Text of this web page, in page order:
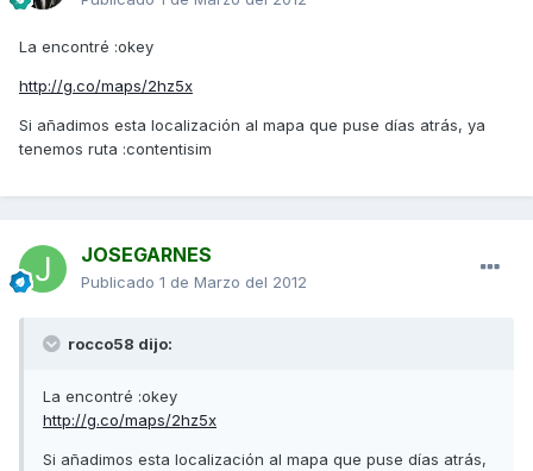
La encontré :okey
http://g.co/maps/2hz5x
Si añadimos esta localización al mapa que puse días atrás, ya
tenemos ruta :contentisim
JOSEGARNES
Publicado 1 de Marzo del 2012
rocco58 dijo:
La encontré :okey
http://g.co/maps/2hz5x
Si añadimos esta localización al mapa que puse días atrás,